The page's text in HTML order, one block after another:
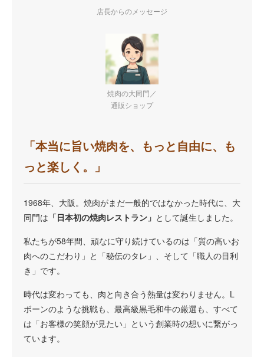
店長からのメッセージ
焼肉の大同門／
通販ショップ
「本当に旨い焼肉を、もっと自由に、も
っと楽しく。」
1968年、大阪。焼肉がまだ一般的ではなかった時代に、大
同門は 「日本初の焼肉レストラン」 として誕生しました。
私たちが58年間、頑なに守り続けているのは「質の高いお
肉へのこだわり」と「秘伝のタレ」、そして「職人の目利
き」です。
時代は変わっても、肉と向き合う熱量は変わりません。L
ボーンのような挑戦も、最高級黒毛和牛の厳選も、すべて
は「お客様の笑顔が見たい」という創業時の想いに繋がっ
ています。